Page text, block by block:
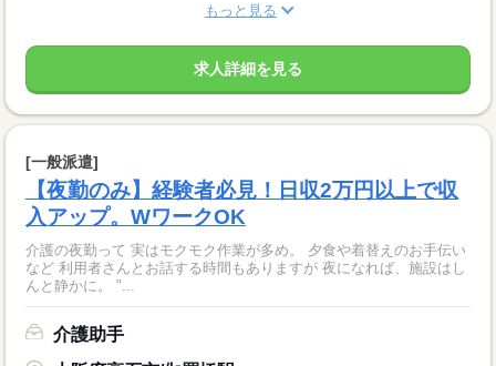
もっと見る
求人詳細を見る
[一般派遣]
【夜勤のみ】経験者必見！日収2万円以上で収
入アップ。WワークOK
介護の夜勤って 実はモクモク作業が多め。 夕食や着替えのお手伝い
など 利用者さんとお話する時間もありますが 夜になれば、施設はし
んと静かに。 "...
介護助手